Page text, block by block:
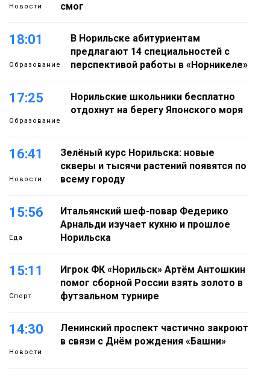
Новости
смог
18:01
Образование
В Норильске абитуриентам
предлагают 14 специальностей с
перспективой работы в «Норникеле»
17:25
Образование
Норильские школьники бесплатно
отдохнут на берегу Японского моря
16:41
Новости
Зелёный курс Норильска: новые
скверы и тысячи растений появятся по
всему городу
15:56
Еда
Итальянский шеф-повар Федерико
Арнальди изучает кухню и прошлое
Норильска
15:11
Спорт
Игрок ФК «Норильск» Артём Антошкин
помог сборной России взять золото в
футзальном турнире
14:30
Новости
Ленинский проспект частично закроют
в связи с Днём рождения «Башни»